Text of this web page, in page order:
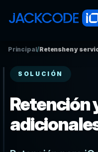
Principal/Retenshen y
SOLUCIÓN
Retención